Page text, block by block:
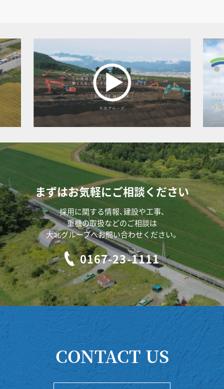
まずはお気軽にご相談ください
採用に関する情報、建設や工事、
重機の取扱などのご相談は
大北グループへお問い合わせください。
0167-23-1111
CONTACT US